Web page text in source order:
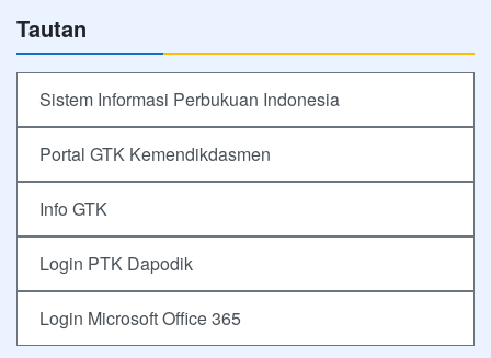
Tautan
Sistem Informasi Perbukuan Indonesia
Portal GTK Kemendikdasmen
Info GTK
Login PTK Dapodik
Login Microsoft Office 365